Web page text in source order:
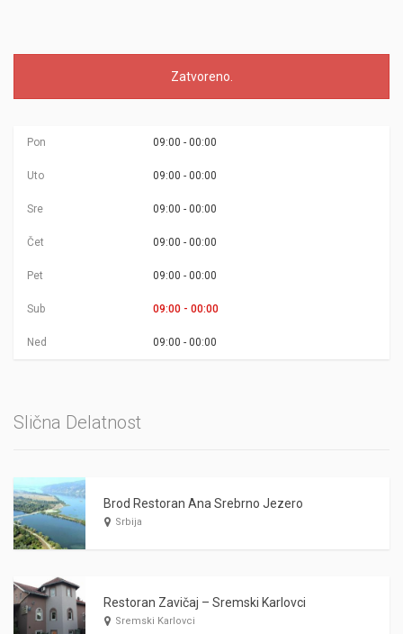
Zatvoreno.
Pon 09:00 - 00:00
Uto 09:00 - 00:00
Sre 09:00 - 00:00
Čet 09:00 - 00:00
Pet 09:00 - 00:00
Sub 09:00 - 00:00
Ned 09:00 - 00:00
Slična Delatnost
Brod Restoran Ana Srebrno Jezero
Srbija
Restoran Zavičaj – Sremski Karlovci
Sremski Karlovci